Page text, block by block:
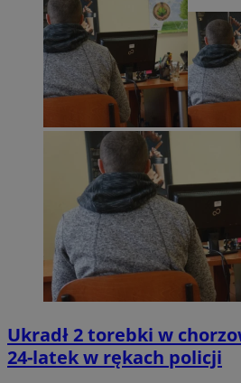
Ukradł 2 torebki w
24-latek w rękach policji